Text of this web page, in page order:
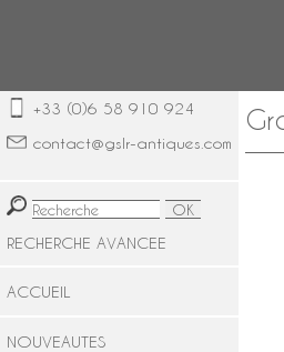
+33 (0)6 58 910 924
contact@gslr-antiques.com
RECHERCHE AVANCEE
ACCUEIL
NOUVEAUTES